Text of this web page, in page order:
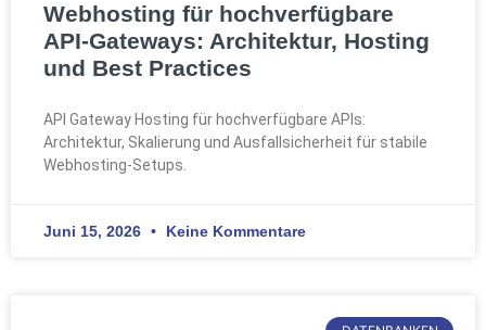
Webhosting für hochverfügbare
API-Gateways: Architektur, Hosting
und Best Practices
API Gateway Hosting für hochverfügbare APIs:
Architektur, Skalierung und Ausfallsicherheit für stabile
Webhosting-Setups.
Juni 15, 2026 Keine Kommentare